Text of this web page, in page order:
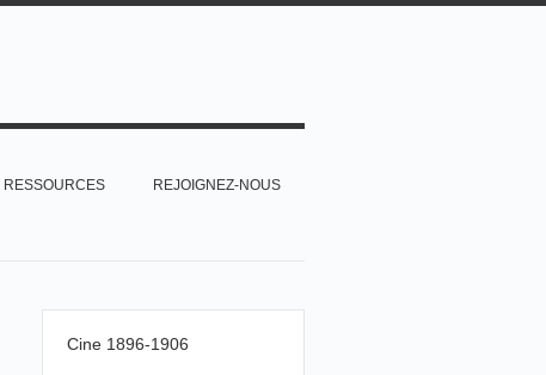
RESSOURCES REJOIGNEZ-NOUS
Cine 1896-1906